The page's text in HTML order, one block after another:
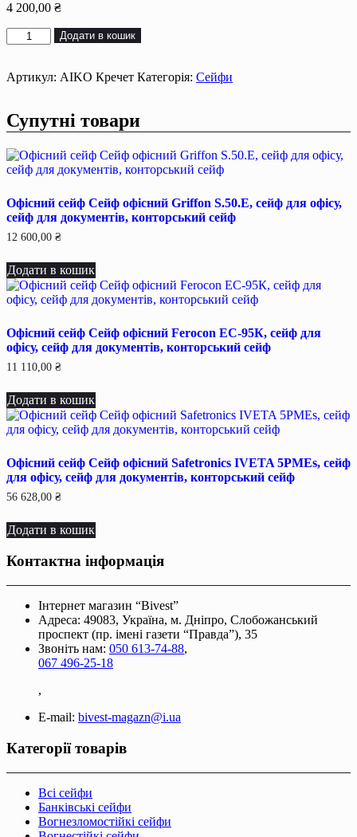
4 200,00 ₴
Оружейный
сейф
Кречет
Додати в кошик
Артикул: AIKO Кречет Категорія: Сейфи
Супутні товари
Офісний сейф Сейф офiсний Griffon S.50.Е, сейф для офiсу,
сейф для документiв, конторський сейф
12 600,00 ₴
Додати в кошик
Офісний сейф Сейф офiсний Ferocon ЕС-95К, сейф для
офiсу, сейф для документiв, конторський сейф
11 110,00 ₴
Додати в кошик
Офісний сейф Сейф офiсний Safetronics IVETA 5РМЕѕ, сейф
для офiсу, сейф для документiв, конторський сейф
56 628,00 ₴
Додати в кошик
Контактна інформація
Інтернет магазин “Bivest”
Адреса: 49083, Україна, м. Дніпро, Слобожанський
проспект (пр. імені газети “Правда”), 35
Звоніть нам: 050 613-74-88,
067 496-25-18
,
E-mail: bivest-magazn@i.ua
Категорії товарів
Всі сейфи
Банківські сейфи
Вогнезломостійкі сейфи